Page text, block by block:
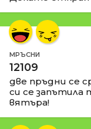
МРЪСНИ
12109
две пръдни се
си се запътила
вятъра!